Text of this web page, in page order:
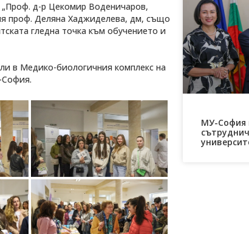
д-р Цекомир Воденичаров,
проф. Деляна Хаджиделева, дм, също
гледна точка към обучението и
в Медико-биологичния комплекс на
София.
МУ-София